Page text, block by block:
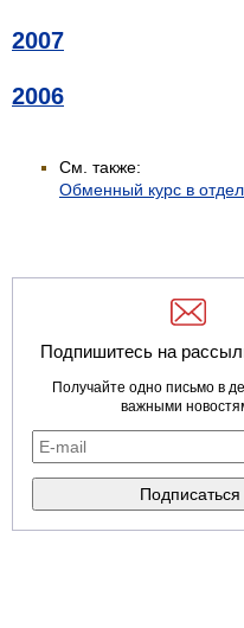
2007
2006
См. также:
Обменный курс в
Подпишитесь на
Получайте одно письмо в
важными